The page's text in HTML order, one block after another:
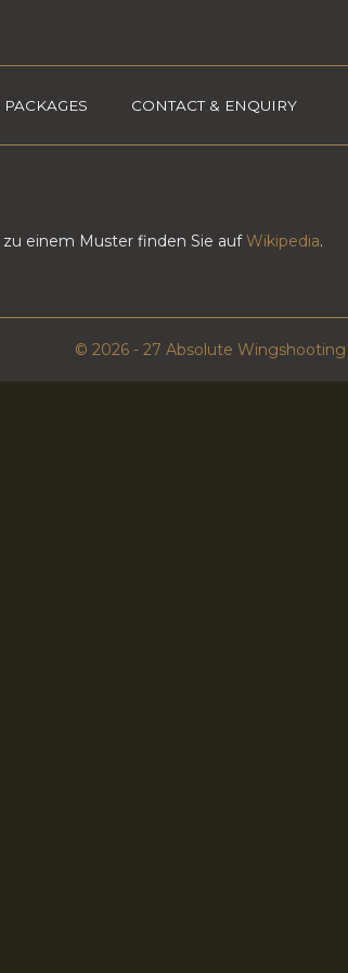
PACKAGES CONTACT & ENQUIRY
einem Muster finden Sie aufWikipedia.
© 2026 - 27 Absolute Wingshooting